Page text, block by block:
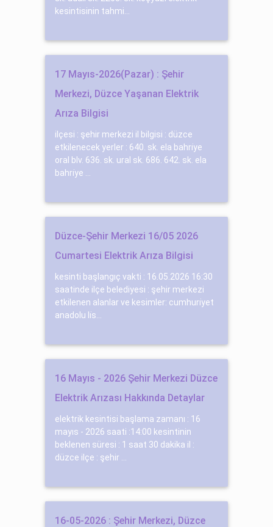
kesintisinin tahmi...
17 Mayıs-2026(Pazar) : Şehir
Merkezi, Düzce Yaşanan Elektrik
Arıza Bilgisi
ilçesi : şehir merkezi il bilgisi : düzce
etkilenecek yerler : 640. sk. ela bahri̇ye
oral blv. 636. sk. ural sk. 686. 642. sk. ela
bahri̇ye ...
Düzce-Şehir Merkezi 16/05 2026
Cumartesi Elektrik Arıza Bilgisi
kesinti başlangıç vakti : 16.05.2026 16:30
saatinde ilçe belediyesi : şehir merkezi
etkilenen alanlar ve kesimler: cumhuri̇yet
anadolu li̇s...
16 Mayıs - 2026 Şehir Merkezi Düzce
Elektrik Arızası Hakkında Detaylar
elektrik kesintisi başlama zamanı : 16
mayıs - 2026 saati :14:00 kesintinin
beklenen süresi : 1 saat 30 dakika il :
düzce ilçe : şehir ...
16-05-2026 : Şehir Merkezi, Düzce